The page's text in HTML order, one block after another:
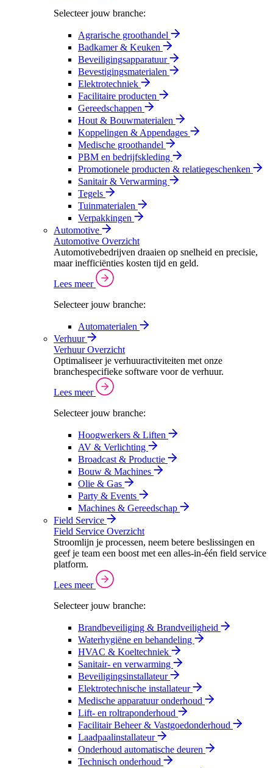
Selecteer jouw branche:
Agrarische groothandel
Badkamer & Keuken
Beveiligingsapparatuur
Bevestigingsmaterialen
Elektrotechniek
Facilitaire producten
Gereedschappen
Hout & Bouwmaterialen
Koppelingen & Appendages
Medische groothandel
PBM en bedrijfskleding
Promotionele producten & relatiegeschenken
Sanitair & Verwarming
Tegels
Tuinmaterialen
Verpakkingen
Automotive
Automotive Overzicht
Automotivebedrijven draaien op snelheid en precisie,
maar inefficiënties kosten tijd en geld.
Lees meer
Selecteer jouw branche:
Automaterialen
Verhuur
Verhuur Overzicht
Optimaliseer je verhuuractiviteiten met onze
branchespecifieke software voor de verhuur.
Lees meer
Selecteer jouw branche:
Hoogwerkers & Liften
AV & Verlichting
Broadcast & Productie
Bouw & Machines
Olie & Gas
Party & Events
Machines & Gereedschap
Field Service
Field Service Overzicht
Stroomlijn je processen, neem betere beslissingen en
geef je team een boost met een alles-in-één field service
platform.
Lees meer
Selecteer jouw branche:
Brandbeveiliging & Brandveiligheid
Waterhygiëne en behandeling
HVAC & Koeltechniek
Sanitair- en verwarming
Beveiligingsinstallateur
Elektrotechnische installateur
Medische apparatuur onderhoud
Lift- en roltraponderhoud
Facilitair Beheer & Vastgoedonderhoud
Laadpaalinstallateur
Onderhoud automatische deuren
Technisch onderhoud